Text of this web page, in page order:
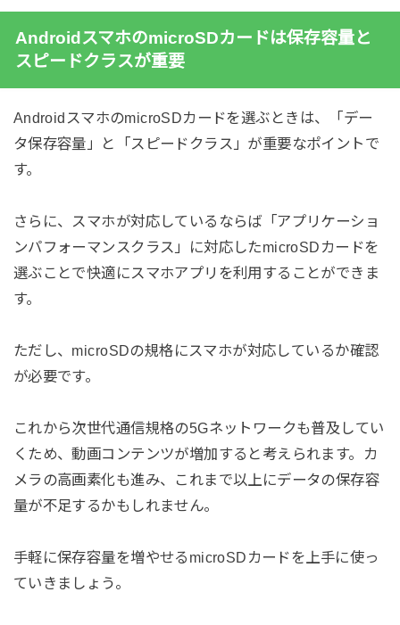
AndroidスマホのmicroSDカードは保存容量と
スピードクラスが重要
AndroidスマホのmicroSDカードを選ぶときは、「デー
タ保存容量」と「スピードクラス」が重要なポイントで
す。
さらに、スマホが対応しているならば「アプリケーショ
ンパフォーマンスクラス」に対応したmicroSDカードを
選ぶことで快適にスマホアプリを利用することができま
す。
ただし、microSDの規格にスマホが対応しているか確認
が必要です。
これから次世代通信規格の5Gネットワークも普及してい
くため、動画コンテンツが増加すると考えられます。カ
メラの高画素化も進み、これまで以上にデータの保存容
量が不足するかもしれません。
手軽に保存容量を増やせるmicroSDカードを上手に使っ
ていきましょう。